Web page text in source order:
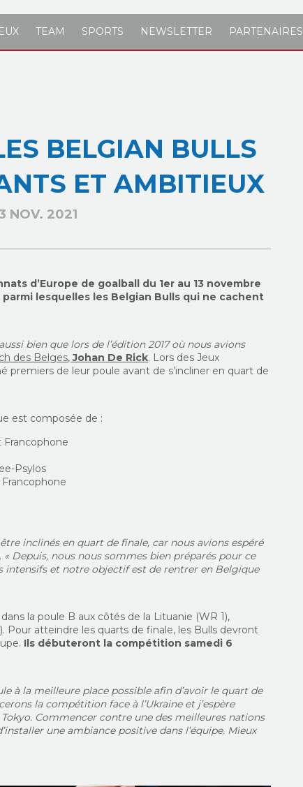
TEAM SPORTS NEWSLETTER PARTENAIRES
BELGIAN BULLS
ET AMBITIEUX
NOV. 2021
d’Europe de goalball du 1er au 13 novembre
lesquelles les Belgian Bulls qui ne cachent
bien que lors de l’édition 2017 où nous avions
des Belges,Johan De Rick. Lors des Jeux
premiers de leur poule avant de s’incliner en quart de
est composée de :
Francophone
Psylos
inclinés en quart de finale, car nous avions espéré
. « Depuis, nous nous sommes bien préparés pour ce
intensifs et notre objectif est de rentrer en Belgique
la poule B aux côtés de la Lituanie (WR 1),
Pour atteindre les quarts de finale, les Bulls devront
Ils débuteront la compétition samedi 6
à la meilleure place possible afin d’avoir le quart de
la compétition face à l’Ukraine et j’espère
Commencer contre une des meilleures nations
une ambiance positive dans l’équipe. Mieux